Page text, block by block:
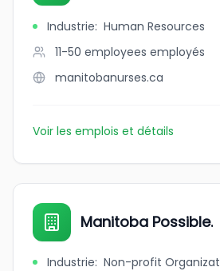
Industrie: Human Resources
11-50 employees employés
manitobanurses.ca
Voir les emplois et détails
Manitoba Possible.
Industrie: Non-profit